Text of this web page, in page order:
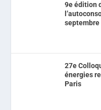
9e édition
septembre
27e
énergies
Paris